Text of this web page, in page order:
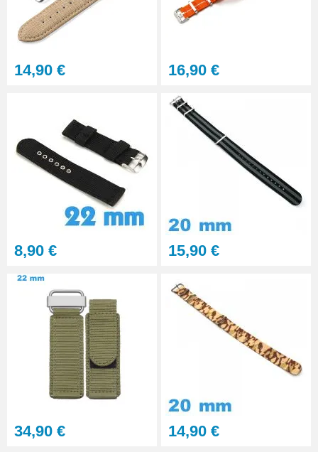
Gros pointeau de pose
Outil pointeau de pose suisse
professionnel BERGEON
28,90 €
Pointeau de Pose Tête
Interchangeable
Kit Réparation Montre
Multifonction
23,90 €
Sacoche Outils Horlogerie
complet de Réparation - 13
14,90 € 16,90 €
8,90 € 15,90 €
34,90 € 14,90 €